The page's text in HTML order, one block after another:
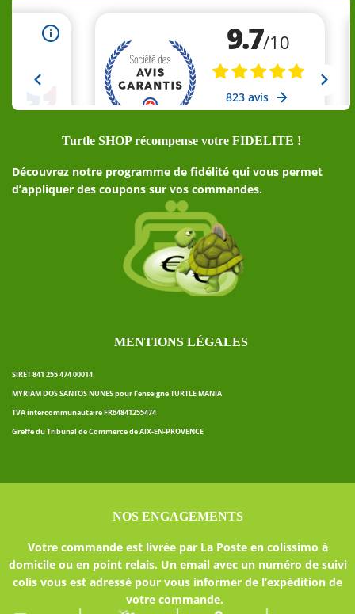
Turtle SHOP récompense votre FIDELITE !
Découvrez notre programme de fidélité qui vous permet
d’appliquer des coupons sur vos commandes.
MENTIONS LÉGALES
SIRET 841 255 474 00014
MYRIAM DOS SANTOS NUNES pour l’enseigne TURTLE MANIA
TVA intercommunautaire FR64841255474
Greffe du Tribunal de Commerce de AIX-EN-PROVENCE
NOS ENGAGEMENTS
Votre commande est livrée par La Poste en colissimo à
domicile ou en point relais. Un email avec un numéro de suivi
colis vous est adressé pour vous informer de l’expédition de
votre commande.